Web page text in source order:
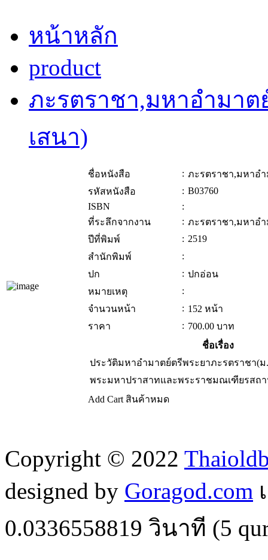
หน้าหลัก
product
ภะรตราชา,มหาอำมา
เสนา)
ชื่อหนังสือ : ภะรตราชา,มหาอ
รหัสหนังสือ
: B03760
ISBN
:
ที่ระลึกจากงาน
: ภะรตราชา,มหาอ
ปีที่พิมพ์
: 2519
สำนักพิมพ์
:
ปก
: ปกอ่อน
หมายเหตุ
:
จำนวนหน้า
: 152 หน้า
ราคา
: 700.00 บาท
ชื่อเรื่อง
ประวัติมหาอำมาตย์ตรีพระยาภะรตราชา(
พระมหาปราสาทและพระราชมณเฑียรสถ
Add Cart สินค้าหมด
Copyright © 2022
designed by Goragod.com
0.0336558819 วินาที (5